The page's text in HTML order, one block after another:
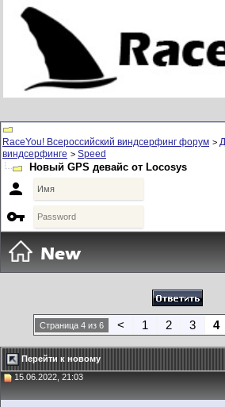
RaceYou! Всероссийский виндсерфинг форум >
виндсерфинге > Speed
Новый GPS девайс от Locosys


Страница 4 из 6 < 1 2 3 4
Перейти к новому
15.06.2022, 21:03